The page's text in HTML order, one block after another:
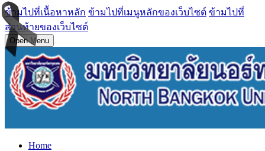
ข้ามไปที่เนื้อหาหลัก ข้ามไปที่เมนูหลักของเว็บไซต์ ข้ามไปที่
ส่วนท้ายของเว็บไซต์
Open Menu
Home